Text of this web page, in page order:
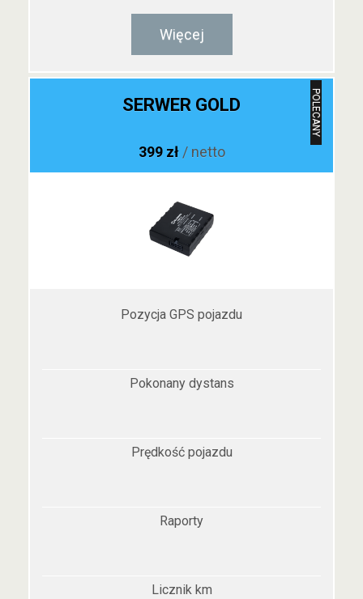
Więcej
POLECANY
SERWER GOLD
399 zł / netto
Pozycja GPS pojazdu
Pokonany dystans
Prędkość pojazdu
Raporty
Licznik km